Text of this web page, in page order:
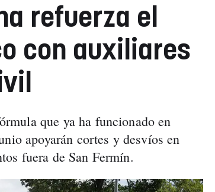
refuerza el
con auxiliares
que ya ha funcionado en
apoyarán cortes y desvíos en
fuera de San Fermín.